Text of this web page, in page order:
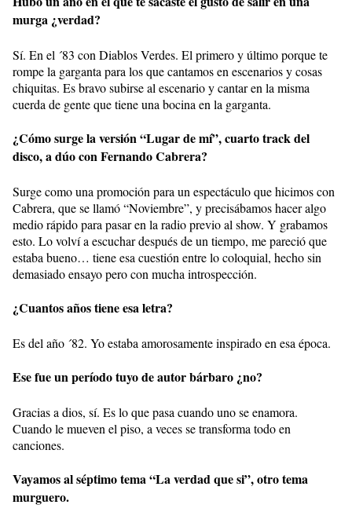
murga ¿verdad?
Sí. En el ´83 con Diablos Verdes. El primero y último porque te
rompe la garganta para los que cantamos en escenarios y cosas
chiquitas. Es bravo subirse al escenario y cantar en la misma
cuerda de gente que tiene una bocina en la garganta.
¿Cómo surge la versión “Lugar de mí”, cuarto track del
disco, a dúo con Fernando Cabrera?
Surge como una promoción para un espectáculo que hicimos con
Cabrera, que se llamó “Noviembre”, y precisábamos hacer algo
medio rápido para pasar en la radio previo al show. Y grabamos
esto. Lo volví a escuchar después de un tiempo, me pareció que
estaba bueno… tiene esa cuestión entre lo coloquial, hecho sin
demasiado ensayo pero con mucha introspección.
¿Cuantos años tiene esa letra?
Es del año ´82. Yo estaba amorosamente inspirado en esa época.
Ese fue un período tuyo de autor bárbaro ¿no?
Gracias a dios, sí. Es lo que pasa cuando uno se enamora.
Cuando le mueven el piso, a veces se transforma todo en
canciones.
Vayamos al séptimo tema “La verdad que si”, otro tema
murguero.